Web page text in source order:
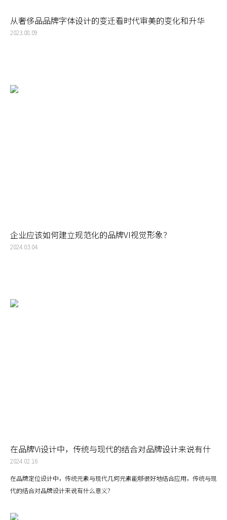
从奢侈品品牌字体设计的变迁看时代审美的变化和升华
2023.08.09
企业应该如何建立规范化的品牌VI视觉形象？
2024.03.04
在品牌Vi设计中，传统与现代的结合对品牌设计来说有什
么意义？
2024.02.16
在品牌定位设计中，传统元素与现代几何元素能够很好地结合应用，传统与现
代的结合对品牌设计来说有什么意义？